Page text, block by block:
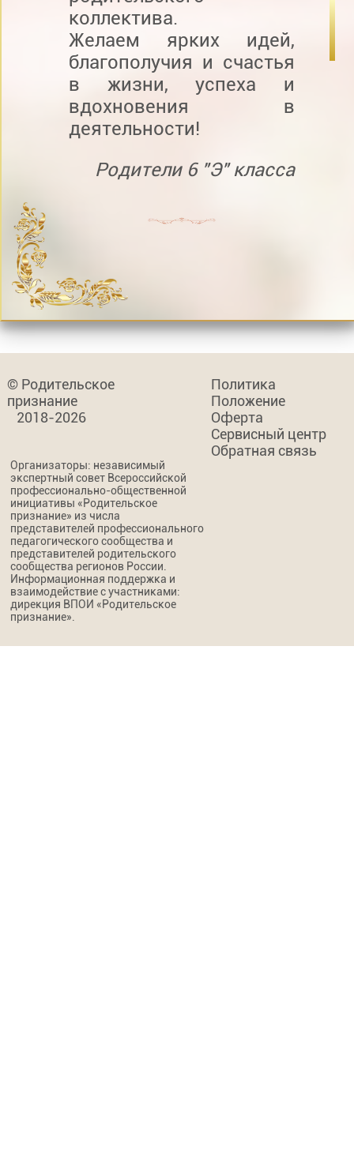
коллектива.
Желаем ярких идей,
благополучия и счастья
в жизни, успеха и
вдохновения в
деятельности!
Родители 6 "Э" класса
© Родительское
признание
2018-2026
Политика
Положение
Оферта
Сервисный центр
Обратная связь
Организаторы: независимый
экспертный совет Всероссийской
профессионально-общественной
инициативы «Родительское
признание» из числа
представителей профессионального
педагогического сообщества и
представителей родительского
сообщества регионов России.
Информационная поддержка и
взаимодействие с участниками:
дирекция ВПОИ «Родительское
признание».